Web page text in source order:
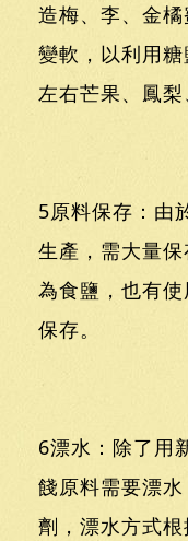
造梅、李、金
變軟，以利用
左右芒果、鳳梨
5原料保存：由
生產，需大量
為食鹽，也有
保存。
6漂水：除了用
餞原料需要漂
劑，漂水方式